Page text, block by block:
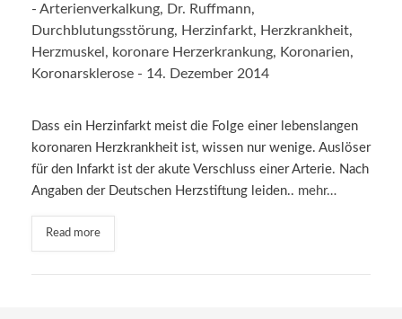
- Arterienverkalkung, Dr. Ruffmann,
Durchblutungsstörung, Herzinfarkt, Herzkrankheit,
Herzmuskel , koronare Herzerkrankung, Koronarien,
Koronarsklerose - 14. Dezember 2014
Dass ein Herzinfarkt meist die Folge einer lebenslangen
koronaren Herzkrankheit ist, wissen nur wenige. Auslöser
für den Infarkt ist der akute Verschluss einer Arterie. Nach
Angaben der Deutschen Herzstiftung leiden.. mehr…
Read more